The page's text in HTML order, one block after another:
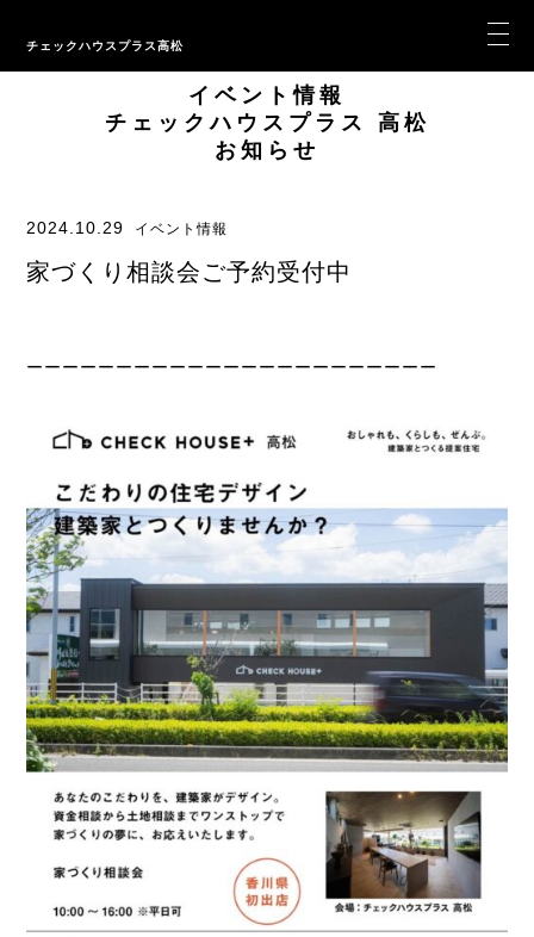
チェックハウスプラス高松
イベント情報
チェックハウスプラス 高松
お知らせ
2024.10.29 イベント情報
家づくり相談会ご予約受付中
ーーーーーーーーーーーーーーーーーーーーーーー